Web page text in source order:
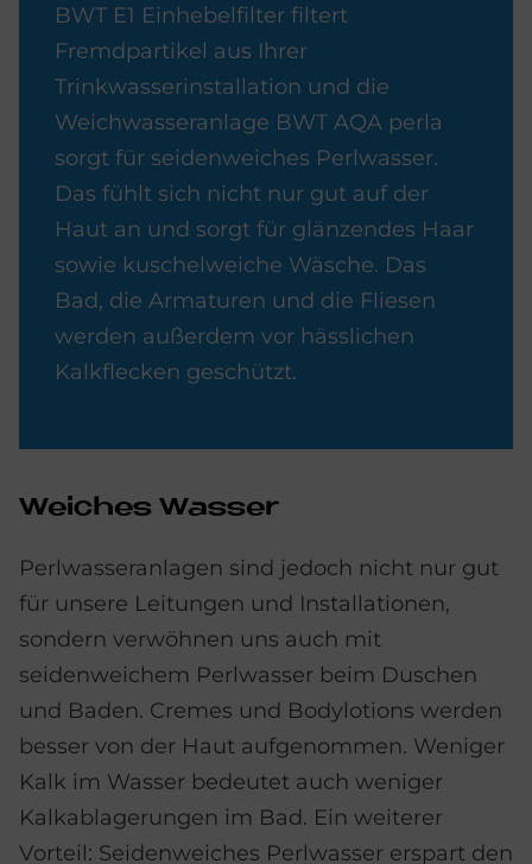
BWT E1 Einhebelfilter filtert
Fremdpartikel aus Ihrer
Trinkwasserinstallation und die
Weichwasseranlage BWT AQA perla
sorgt für seidenweiches Perlwasser.
Das fühlt sich nicht nur gut auf der
Haut an und sorgt für glänzendes Haar
sowie kuschelweiche Wäsche. Das
Bad, die Armaturen und die Fliesen
werden außerdem vor hässlichen
Kalkflecken geschützt.
Wei­ches Was­ser
Perlwasseranlagen sind jedoch nicht nur gut
für unsere Leitungen und Installationen,
sondern verwöhnen uns auch mit
seidenweichem Perlwasser beim Duschen
und Baden. Cremes und Bodylotions werden
besser von der Haut aufgenommen. Weniger
Kalk im Wasser bedeutet auch weniger
Kalkablagerungen im Bad. Ein weiterer
Vorteil: Seidenweiches Perlwasser erspart den